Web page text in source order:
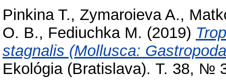
Pinkina T., Zymaroieva A.,
О. В., Fediuchka M. (2019)
stagnalis (Mollusca:
Ekológia (Bratislava). Т. 38, №